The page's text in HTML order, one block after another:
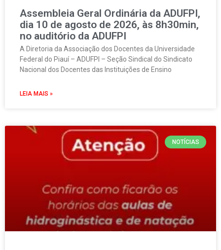
Assembleia Geral Ordinária da ADUFPI,
dia 10 de agosto de 2026, às 8h30min,
no auditório da ADUFPI
A Diretoria da Associação dos Docentes da Universidade
Federal do Piauí – ADUFPI – Seção Sindical do Sindicato
Nacional dos Docentes das Instituições de Ensino
LEIA MAIS »
NOTÍCIAS